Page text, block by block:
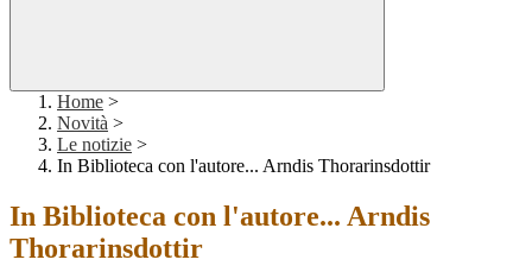
Home >
Novità >
Le notizie >
In Biblioteca con l'autore... Arndis Thorarinsdottir
In Biblioteca con l'autore... Arndis
Thorarinsdottir